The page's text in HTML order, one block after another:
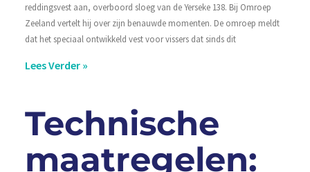
reddingsvest aan, overboord sloeg van de Yerseke 138. Bij Omroep
Zeeland vertelt hij over zijn benauwde momenten. De omroep meldt
dat het speciaal ontwikkeld vest voor vissers dat sinds dit
Lees Verder »
Technische
maatregelen: